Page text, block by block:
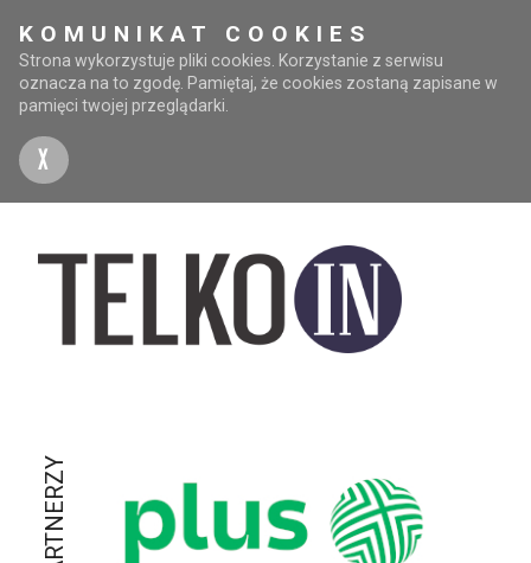
KOMUNIKAT COOKIES
Strona wykorzystuje pliki cookies. Korzystanie z serwisu
oznacza na to zgodę. Pamiętaj, że cookies zostaną zapisane w
pamięci twojej przeglądarki.
X
PARTNERZY